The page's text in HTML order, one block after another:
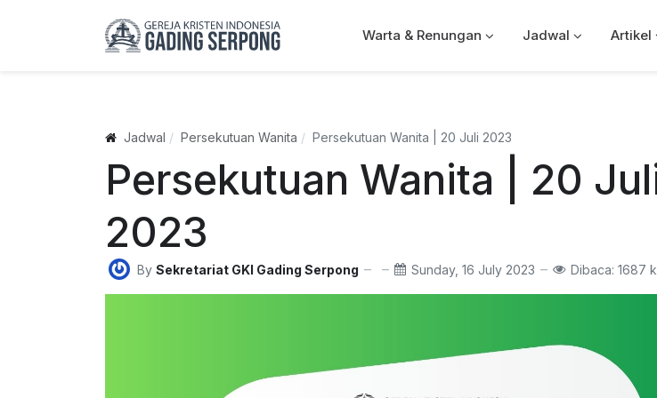
Warta & Renungan Jadwal Artikel
Jadwal Persekutuan Wanita Persekutuan Wanita | 20 Juli 2023
Persekutuan Wanita | 20
2023
By Sekretariat GKI Gading Serpong Sunday, 16 July 2023 Dibaca: 1687